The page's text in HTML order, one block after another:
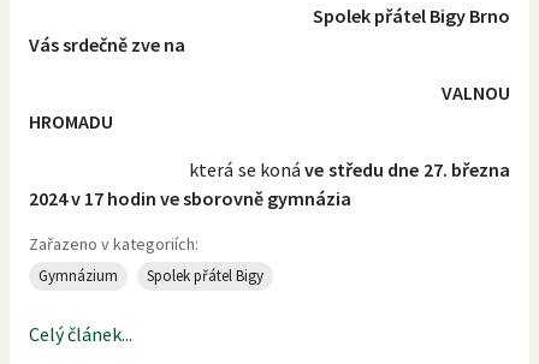
Spolek přátel Bigy Brno
Vás srdečně zve na
VALNOU
HROMADU
která se konáve středu dne 27. března
2024 v 17 hodin ve sborovně gymnázia
Zařazeno v kategoriích:
Gymnázium Spolek přátel Bigy
Celý článek...